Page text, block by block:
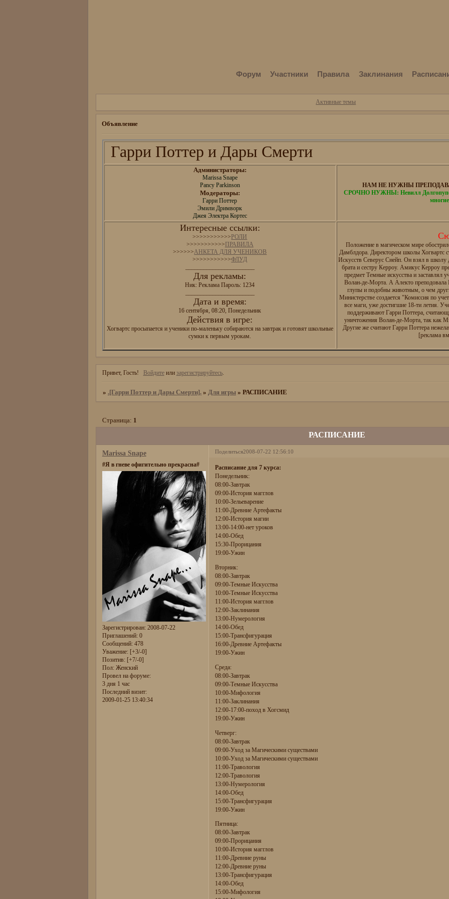
Форум Участники Правила Заклинания
Активные темы
Объявление
Гарри Поттер и Дары Смерти
Администраторы:
Marissa Snape
Pancy Parkinson
Модераторы:
Гарри Поттер
Эмили Дримворк
Джея Электра Кортес
НАМ НЕ НУЖНЫ
СРОЧНО НУЖНЫ: Невилл
Интересные ссылки:
>>>>>>>>>>> РОЛИ
>>>>>>>>>>> ПРАВИЛА
>>>>>>АНКЕТА ДЛЯ УЧЕНИКОВ
>>>>>>>>>>>ФЛУД
Для рекламы:
Ник: Реклама Пароль: 1234
Дата и время:
16 сентября, 08:20, Понедельник
Действия в игре:
Хогвартс просыпается и ученики по-маленьку собираются на завтрак и готовят школьные
сумки к первым урокам.
Положение в магическом мире
Дамблдора. Директором школы Хогвартс
Искусств Северус Снейп. Он взял в
брата и сестру Керроу. Амикус Керроу
предмет Темные искусства и заставлял
Волан-де-Морта. А Алекто преподовала
глупы и подобны животным, о чем
Министерстве создается "Комиссия по
все маги, уже достигшие 18-ти летия.
поддерживают Гарри Поттера,
уничтожения Волан-де-Морта, так как
Другие же считают Гарри Поттера
[реклама
Привет, Гость! Войдитеили зарегистрируйтесь.
» .[Гарри Поттер и Дары Смерти]. » Для игры » РАСПИСАНИЕ
РАСПИСАНИЕ
Страница: 1
Поделиться2008-07-22 12:56:10
Marissa Snape
#Я в гневе офигительно прекрасна#
Зарегистрирован: 2008-07-22
Приглашений:0
Сообщений:478
Уважение: [+3/-0]
Позитив: [+7/-0]
Пол:Женский
Провел на форуме:
3 дня 1 час
Последний визит:
2009-01-25 13:40:34
Расписание для 7 курса:
Понедельник:
08:00-Завтрак
09:00-История магглов
10:00-Зельеварение
11:00-Древние Артефакты
12:00-История магии
13:00-14:00-нет уроков
14:00-Обед
15:30-Прорицания
19:00-Ужин
Вторник:
08:00-Завтрак
09:00-Темные Искусства
10:00-Темные Искусства
11:00-История магглов
12:00-Заклинания
13:00-Нумерология
14:00-Обед
15:00-Трансфигурация
16:00-Древние Артефакты
19:00-Ужин
Среда:
08:00-Завтрак
09:00-Темные Искусства
10:00-Мифология
11:00-Заклинания
12:00-17:00-поход в Хогсмид
19:00-Ужин
Четверг:
08:00-Завтрак
09:00-Уход за Магическими существами
10:00-Уход за Магическими существами
11:00-Травология
12:00-Травология
13:00-Нумерология
14:00-Обед
15:00-Трансфигурация
19:00-Ужин
Пятница:
08:00-Завтрак
09:00-Прорицания
10:00-История магглов
11:00-Древние руны
12:00-Древние руны
13:00-Трансфигурация
14:00-Обед
15:00-Мифология